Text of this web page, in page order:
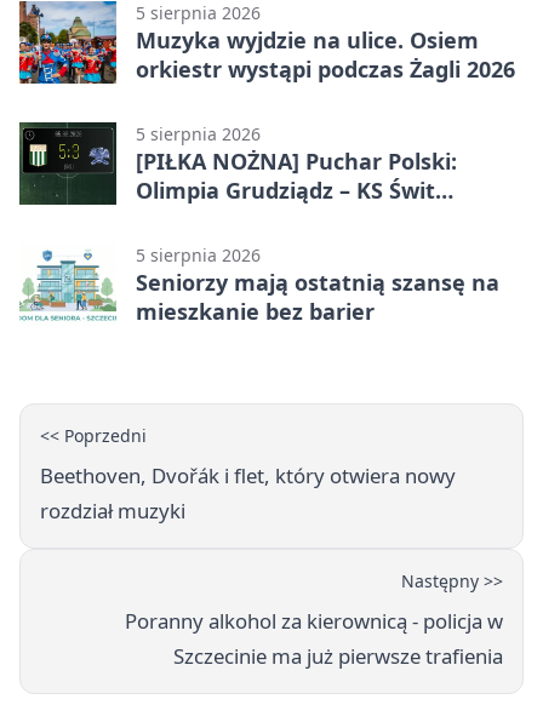
5 sierpnia 2026
Muzyka wyjdzie na ulice. Osiem
orkiestr wystąpi podczas Żagli 2026
5 sierpnia 2026
[PIŁKA NOŻNA] Puchar Polski:
Olimpia Grudziądz – KS Świt
stracił dwubramkowe prowadzenie
5 sierpnia 2026
Seniorzy mają ostatnią szansę na
mieszkanie bez barier
<< Poprzedni
Beethoven, Dvořák i flet, który otwiera nowy
rozdział muzyki
Następny >>
Poranny alkohol za kierownicą - policja w
Szczecinie ma już pierwsze trafienia